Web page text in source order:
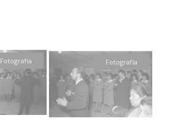
Fotografía Fotografía